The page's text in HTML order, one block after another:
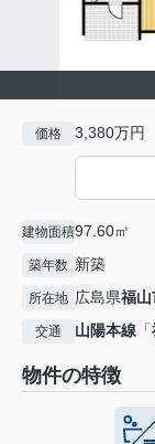
価格 3,380万円
建物面積97.60㎡
築年数 新築
所在地 広島県福山
交通 山陽本線 「
物件の特徴